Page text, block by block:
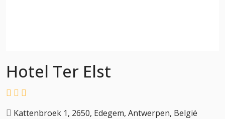
Hotel Ter Elst
Kattenbroek 1, 2650, Edegem, Antwerpen, België